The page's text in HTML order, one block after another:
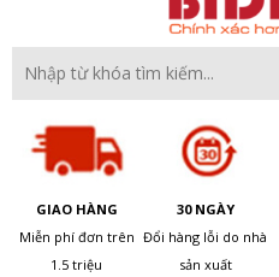
GIAO HÀNG
Miễn phí đơn trên
1.5 triệu
30 NGÀY
Đổi hàng lỗi do nhà
sản xuất